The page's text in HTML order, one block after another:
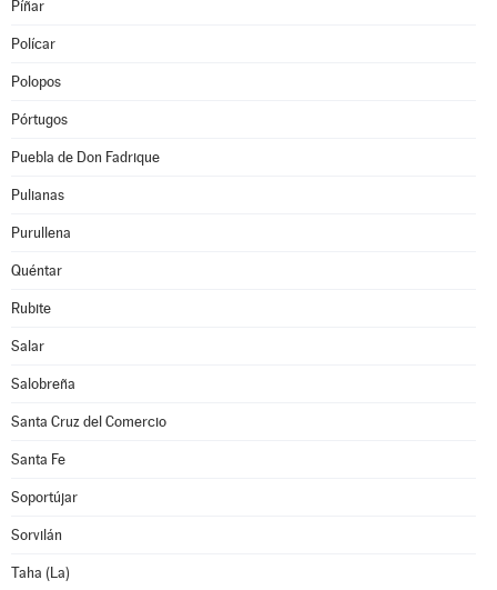
Píñar
Polícar
Polopos
Pórtugos
Puebla de Don Fadrique
Pulianas
Purullena
Quéntar
Rubite
Salar
Salobreña
Santa Cruz del Comercio
Santa Fe
Soportújar
Sorvilán
Taha (La)